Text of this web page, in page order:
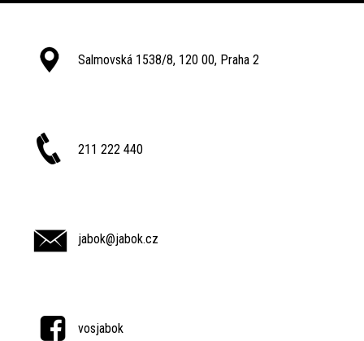
Salmovská 1538/8, 120 00, Praha 2
211 222 440
jabok@jabok.cz
vosjabok